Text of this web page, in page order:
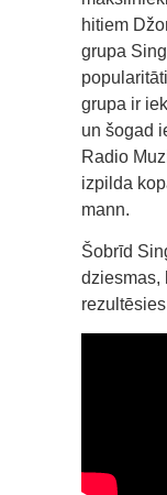
hitiem
grupa
grupa ir
un šogad
Radio
izpilda
mann.
Šobrīd
dziesmas,